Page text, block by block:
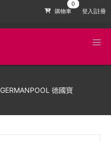
購物車 登入|註冊
GERMANPOOL 德國寶